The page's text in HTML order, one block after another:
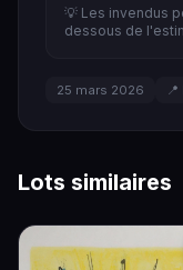
💡 Les invendus
dessous de
25 mars 2026
Lots similaires